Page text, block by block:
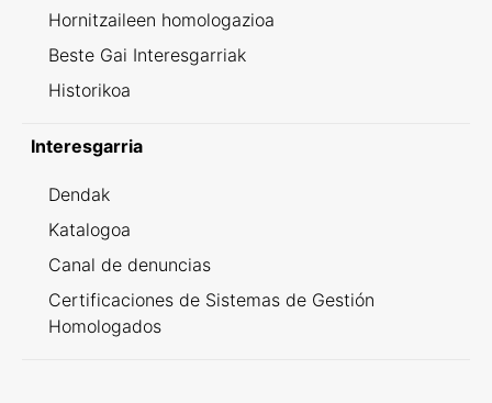
Hornitzaileen homologazioa
Beste Gai Interesgarriak
Historikoa
Interesgarria
Dendak
Katalogoa
Canal de denuncias
Certificaciones de Sistemas de Gestión
Homologados